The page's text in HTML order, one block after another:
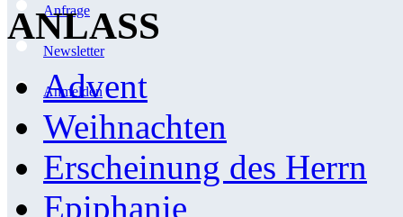
Anfrage
Newsletter
Anmelden
ANLASS
Advent
Weihnachten
Erscheinung des Herrn
Epiphanie